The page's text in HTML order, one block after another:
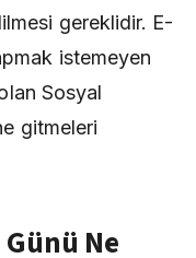
gereklidir. E-
istemeyen
Sosyal
gitmeleri
Ne